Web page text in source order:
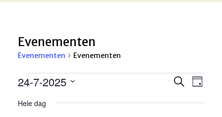
Evenementen
Evenementen Evenementen
Evenementen
in
Zoeken
Zoeken
Dag
24-7-2025
een
Hele dag